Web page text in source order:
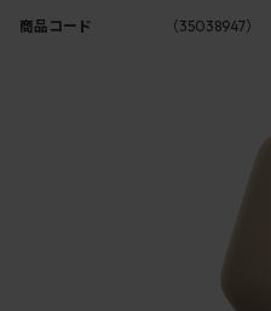
商品コード （35038947）